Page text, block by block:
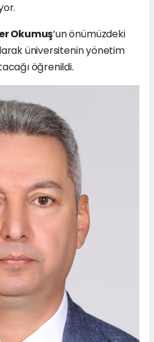
Okumuş’un önümüzdeki
üniversitenin yönetim
öğrenildi.